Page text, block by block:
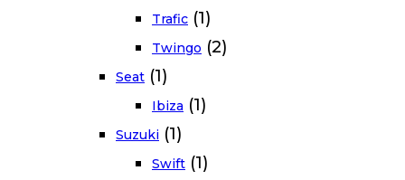
Trafic (1)
Twingo (2)
Seat (1)
Ibiza (1)
Suzuki (1)
Swift (1)